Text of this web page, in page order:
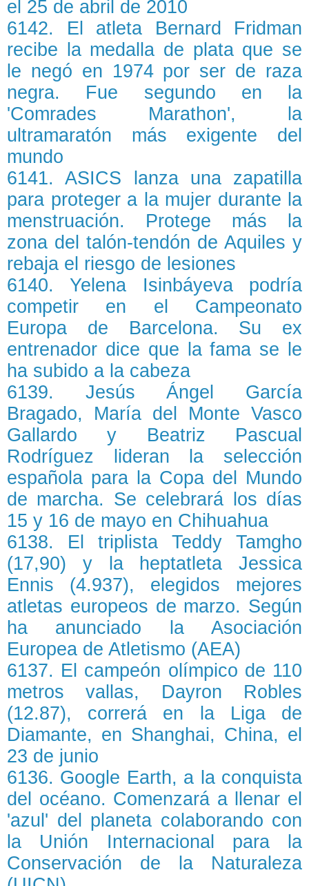
el 25 de abril de 2010
6142. El atleta Bernard Fridman
recibe la medalla de plata que se
le negó en 1974 por ser de raza
negra. Fue segundo en la
'Comrades Marathon', la
ultramaratón más exigente del
mundo
6141. ASICS lanza una zapatilla
para proteger a la mujer durante la
menstruación. Protege más la
zona del talón-tendón de Aquiles y
rebaja el riesgo de lesiones
6140. Yelena Isinbáyeva podría
competir en el Campeonato
Europa de Barcelona. Su ex
entrenador dice que la fama se le
ha subido a la cabeza
6139. Jesús Ángel García
Bragado, María del Monte Vasco
Gallardo y Beatriz Pascual
Rodríguez lideran la selección
española para la Copa del Mundo
de marcha. Se celebrará los días
15 y 16 de mayo en Chihuahua
6138. El triplista Teddy Tamgho
(17,90) y la heptatleta Jessica
Ennis (4.937), elegidos mejores
atletas europeos de marzo. Según
ha anunciado la Asociación
Europea de Atletismo (AEA)
6137. El campeón olímpico de 110
metros vallas, Dayron Robles
(12.87), correrá en la Liga de
Diamante, en Shanghai, China, el
23 de junio
6136. Google Earth, a la conquista
del océano. Comenzará a llenar el
'azul' del planeta colaborando con
la Unión Internacional para la
Conservación de la Naturaleza